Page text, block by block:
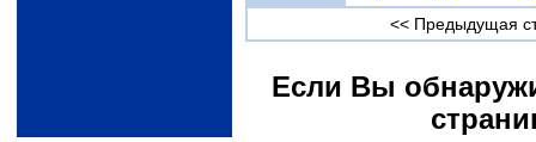
<< Предыдущая
Если Вы